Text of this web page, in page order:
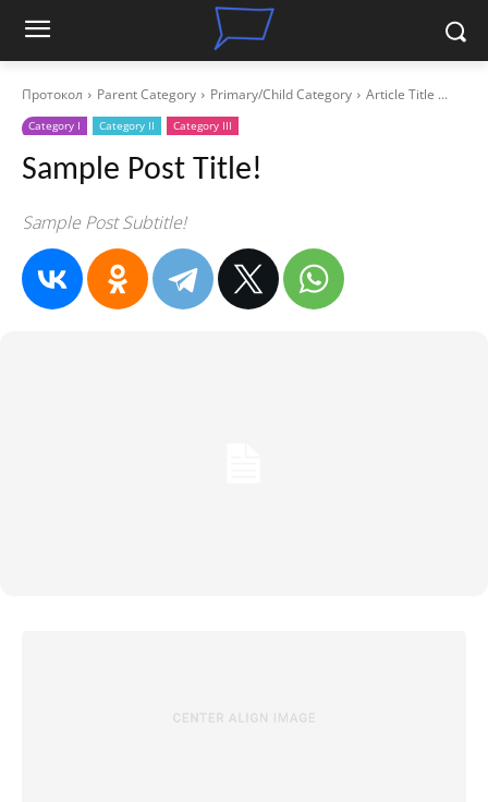
Протокол Parent Category Primary/Child Category Article Title ...
Category I Category II Category III
Sample Post Title!
Sample Post Subtitle!